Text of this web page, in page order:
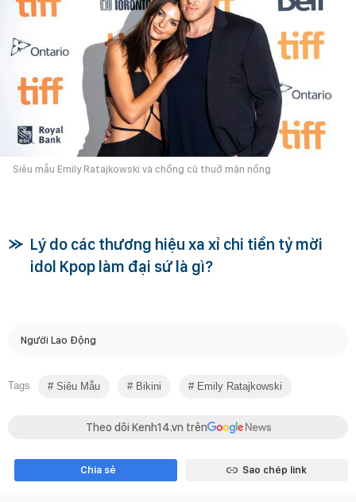
Siêu mẫu Emily Ratajkowski và chồng cũ thuở mặn nồng
Lý do các thương hiệu xa xỉ chi tiền tỷ mời
idol Kpop làm đại sứ là gì?
Người Lao Động
Tags Siêu Mẫu Bikini Emily Ratajkowski
Theo dõi Kenh14.vn trên
Chia sẻ Sao chép link